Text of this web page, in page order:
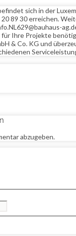
sich in der
89 30 erreichen.
für Ihre Projekte
& Co. KG und
abzugeben.